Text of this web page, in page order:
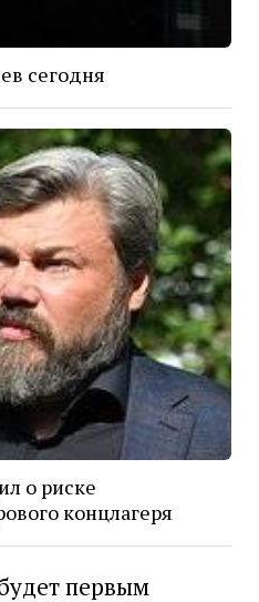
сегодня
о риске
концлагеря
первым